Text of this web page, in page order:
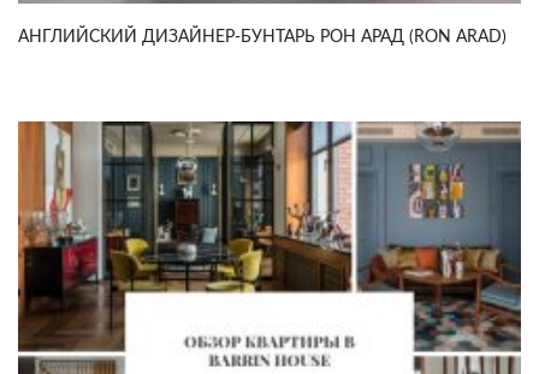
АНГЛИЙСКИЙ ДИЗАЙНЕР-БУНТАРЬ РОН АРАД (RON ARAD)